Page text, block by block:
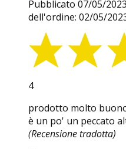
Pubblicato 07/05/
dell'ordine: 02/05/
4
prodotto molto
è un po' un peccato
(Recensione tradotta)